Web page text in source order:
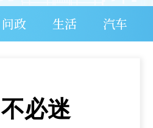
问政 生活 汽车
必迷